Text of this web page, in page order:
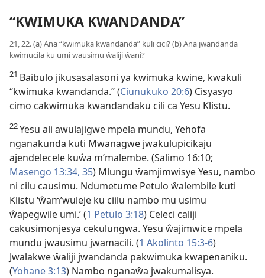
“KWIMUKA KWANDANDA”
21, 22. (a) Ana “kwimuka kwandanda” kuli cici? (b) Ana jwandanda
kwimucila ku umi wausimu ŵaliji ŵani?
21 Baibulo jikusasalasoni ya kwimuka kwine, kwakuli
“kwimuka kwandanda.” (Ciunukuko 20:6) Cisyasyo
cimo cakwimuka kwandandaku cili ca Yesu Klistu.
22Yesu ali awulajigwe mpela mundu, Yehofa
nganakunda kuti Mwanagwe jwakulupicikaju
ajendelecele kuŵa m’malembe. (Salimo 16:10;
Masengo 13:34, 35) Mlungu ŵamjimwisye Yesu, nambo
ni cilu causimu. Ndumetume Petulo ŵalembile kuti
Klistu ‘ŵam’wuleje ku ciilu nambo mu usimu
ŵapegwile umi.’ (1 Petulo 3:18) Celeci caliji
cakusimonjesya cekulungwa. Yesu ŵajimwice mpela
mundu jwausimu jwamacili. (1 Akolinto 15:3-6)
Jwalakwe ŵaliji jwandanda pakwimuka kwapenaniku.
(Yohane 3:13) Nambo nganaŵa jwakumalisya.